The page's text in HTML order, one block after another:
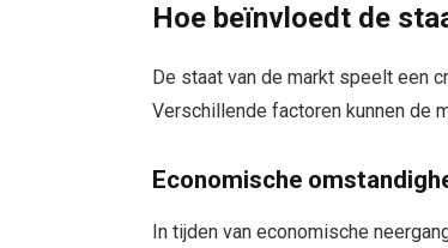
Hoe beïnvloedt de
De staat van de markt speelt een
Verschillende factoren kunnen de
Economische
In tijden van economische